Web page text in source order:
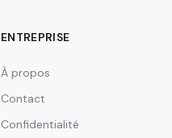
ENTREPRISE
À propos
Contact
Confidentialité